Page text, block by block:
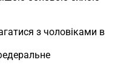
з чоловіками в